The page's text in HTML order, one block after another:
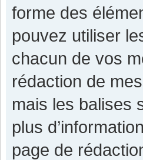
forme des
pouvez utiliser
chacun de vos
rédaction de
mais les balises
plus
page de